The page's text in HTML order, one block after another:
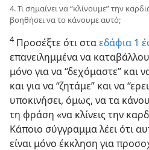
4. Τι σημαίνει να “κλίνουμε” την
βοηθήσει να το κάνουμε αυτό;
4Προσέξτε ότι σταεδάφια 1
επανειλημμένα να
μόνο για να “δεχόμαστε” και
και για να “ζητάμε” και να
υποκινήσει, όμως, να τα
τη φράση «να κλίνεις την
Κάποιο σύγγραμμα λέει ότι
είναι μόνο έκκληση για